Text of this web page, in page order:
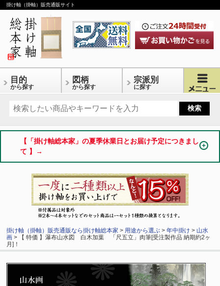
掛け軸（掛軸）販売通販サイト
目的
から探す
図柄
から探す
宗派別
に探す
【「掛け軸総本家」の夏季休業日とお届け予定につきまし
て 】→
掛け軸（掛軸）販売通販なら掛け軸総本家 > 用途から選ぶ >年中掛け > 山水
画 > 【 特価 】瀑布山水図 白木加葉 「尺五立」肉筆[受注製作品 納期約2ヶ
月]！